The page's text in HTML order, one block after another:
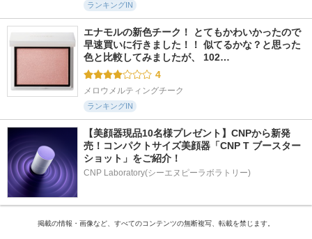
ランキングIN
エナモルの新色チーク！ とてもかわいかったので
早速買いに行きました！！ 似てるかな？と思った
色と比較してみましたが、 102…
4
メロウメルティングチーク
ランキングIN
【美顔器現品10名様プレゼント】CNPから新発
売！コンパクトサイズ美顔器「CNP T ブースター
ショット」をご紹介！
CNP Laboratory(シーエヌピーラボラトリー)
掲載の情報・画像など、すべてのコンテンツの無断複写、転載を禁じます。